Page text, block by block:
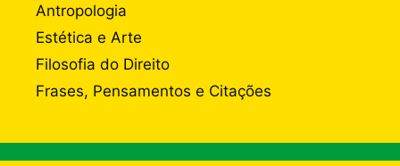
Antropologia
Estética e Arte
Filosofia do Direito
Frases, Pensamentos e Citações